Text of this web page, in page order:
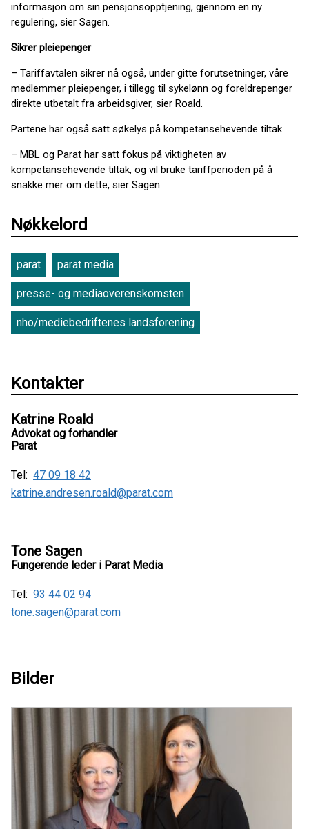
informasjon om sin pensjonsopptjening, gjennom en ny
regulering, sier Sagen.
Sikrer pleiepenger
– Tariffavtalen sikrer nå også, under gitte forutsetninger, våre
medlemmer pleiepenger, i tillegg til sykelønn og foreldrepenger
direkte utbetalt fra arbeidsgiver, sier Roald.
Partene har også satt søkelys på kompetansehevende tiltak.
– MBL og Parat har satt fokus på viktigheten av
kompetansehevende tiltak, og vil bruke tariffperioden på å
snakke mer om dette, sier Sagen.
Nøkkelord
parat parat media
presse- og mediaoverenskomsten
nho/mediebedriftenes landsforening
Kontakter
Katrine Roald
Advokat og forhandler
Parat
Tel: 47 09 18 42
katrine.andresen.roald@parat.com
Tone Sagen
Fungerende leder i Parat Media
Tel: 93 44 02 94
tone.sagen@parat.com
Bilder